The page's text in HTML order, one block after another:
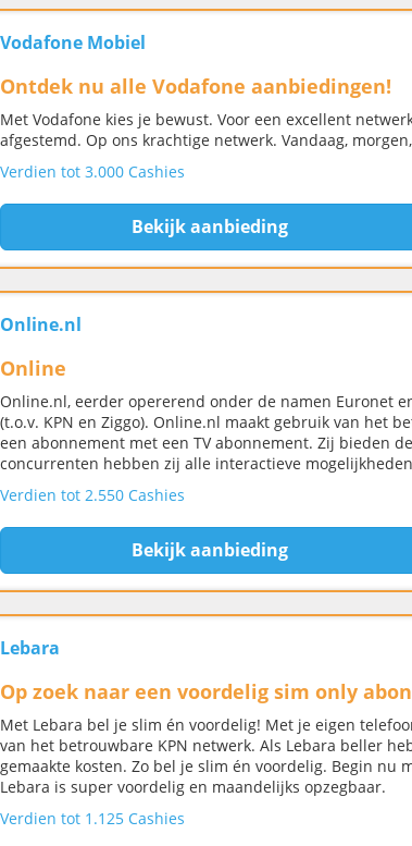
Vodafone Mobiel
Ontdek nu alle Vodafone aanbiedingen!
Met Vodafone kies je bewust. Voor een excellent
afgestemd. Op ons krachtige netwerk. Vandaag,
Verdien tot 3.000 Cashies
Bekijk aanbieding
Online.nl
Online
Online.nl, eerder opererend onder de namen Euronet
(t.o.v. KPN en Ziggo). Online.nl maakt gebruik van het
een abonnement met een TV abonnement. Zij bieden
concurrenten hebben zij alle interactieve
Verdien tot 2.550 Cashies
Bekijk aanbieding
Lebara
Op zoek naar een voordelig sim only
Met Lebara bel je slim én voordelig! Met je eigen
van het betrouwbare KPN netwerk. Als Lebara beller
gemaakte kosten. Zo bel je slim én voordelig. Begin
Lebara is super voordelig en maandelijks opzegbaar.
Verdien tot 1.125 Cashies